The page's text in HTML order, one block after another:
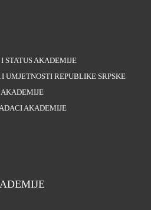
STATUS AKADEMIJE
UMJETNOSTI REPUBLIKE SRPSKE
AKADEMIJE